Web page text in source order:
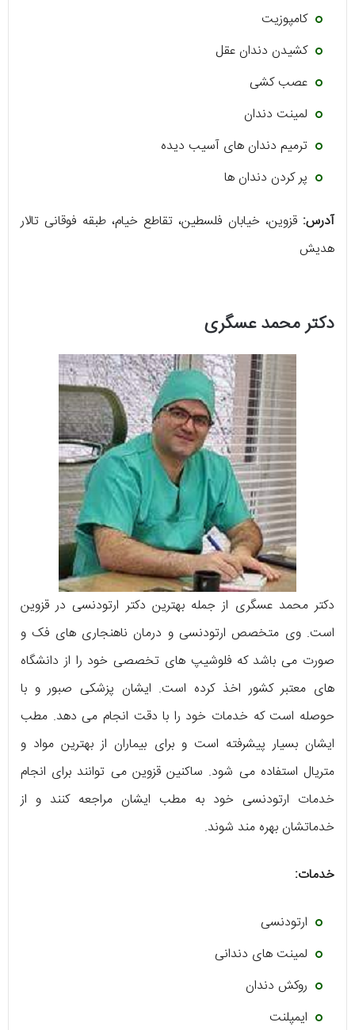
کامپوزیت
کشیدن دندان عقل
عصب کشی
لمینت دندان
ترمیم دندان های آسیب دیده
پر کردن دندان ها
آدرس: قزوین، خیابان فلسطین، تقاطع خیام، طبقه فوقانی تالار
هدیش
دکتر محمد عسگری
دکتر محمد عسگری از جمله بهترین دکتر ارتودنسی در قزوین
است. وی متخصص ارتودنسی و درمان ناهنجاری های فک و
صورت می باشد که فلوشیپ های تخصصی خود را از دانشگاه
های معتبر کشور اخذ کرده است. ایشان پزشکی صبور و با
حوصله است که خدمات خود را با دقت انجام می دهد. مطب
ایشان بسیار پیشرفته است و برای بیماران از بهترین مواد و
متریال استفاده می شود. ساکنین قزوین می توانند برای انجام
خدمات ارتودنسی خود به مطب ایشان مراجعه کنند و از
خدماتشان بهره مند شوند.
خدمات:
ارتودنسی
لمینت های دندانی
روکش دندان
ایمپلنت